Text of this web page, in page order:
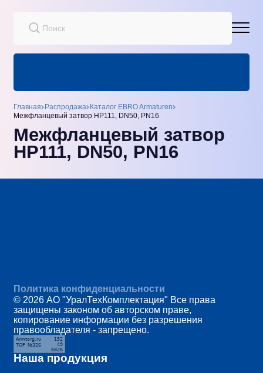
Главная Распродажа Каталог EBRO Armaturen
Межфланцевый затвор HP111, DN50, PN16
Межфланцевый затвор
HP111, DN50, PN16
Политика конфиденциальности
© 2026 АО "УралТехКомплектация" Все права
защищены законом об авторском праве,
копирование информации без разрешения
правообладателя - запрещено.
Наша продукция